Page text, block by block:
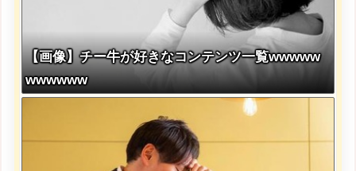
【画像】チー牛が好きなコンテンツ一覧wwwww
wwwwww